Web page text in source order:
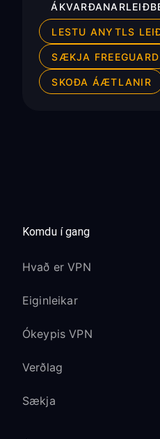
LESTU ANYTLS
SÆKJA FREEGUARD
SKOÐA ÁÆTLANIR
Komdu í gang
Hvað er VPN
Eiginleikar
Ókeypis VPN
Verðlag
Sækja